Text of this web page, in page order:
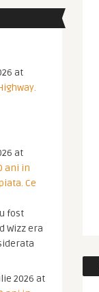
at
at
ani in
Ce
fost
Wizz era
2026 at